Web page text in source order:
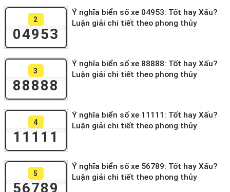
2
04953
Ý nghĩa biển số xe 04953: Tốt hay Xấu?
Luận giải chi tiết theo phong thủy
3
88888
Ý nghĩa biển số xe 88888: Tốt hay Xấu?
Luận giải chi tiết theo phong thủy
4
11111
Ý nghĩa biển số xe 11111: Tốt hay Xấu?
Luận giải chi tiết theo phong thủy
5
56789
Ý nghĩa biển số xe 56789: Tốt hay Xấu?
Luận giải chi tiết theo phong thủy